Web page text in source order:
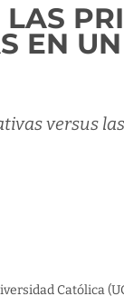
EN UN
versus
Católica